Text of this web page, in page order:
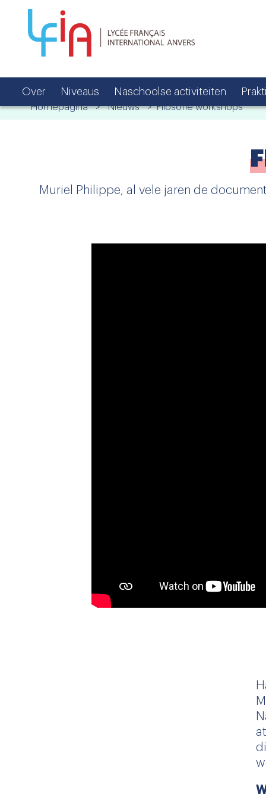
Over Niveaus Naschoolse activiteiten
Homepagina > Nieuws > Filosofie workshops
Muriel Philippe, al vele jaren de